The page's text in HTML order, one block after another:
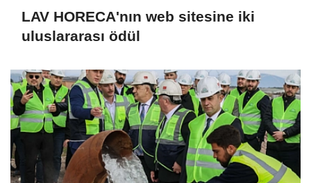
LAV HORECA'nın web sitesine iki
uluslararası ödül